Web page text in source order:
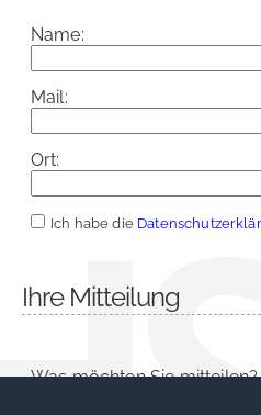
Name:
Mail:
Ort:
Ich habe die
Ihre Mitteilung
Was möchten Sie mitteilen?